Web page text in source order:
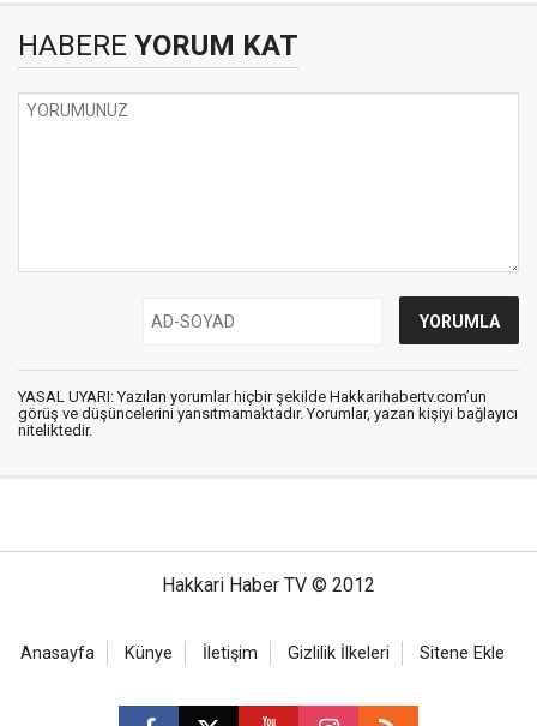
HABERE YORUM KAT
YASAL UYARI: Yazılan yorumlar hiçbir şekilde Hakkarihabertv.com’un
görüş ve düşüncelerini yansıtmamaktadır. Yorumlar, yazan kişiyi bağlayıcı
niteliktedir.
Hakkari Haber TV © 2012
Anasayfa Künye İletişim Gizlilik İlkeleri Sitene Ekle